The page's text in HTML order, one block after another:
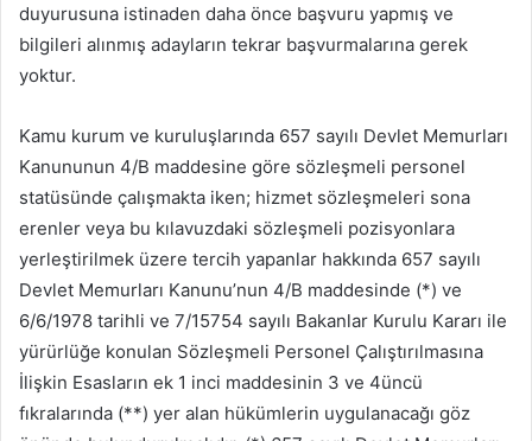
duyurusuna istinaden daha önce başvuru yapmış ve
bilgileri alınmış adayların tekrar başvurmalarına gerek
yoktur.
Kamu kurum ve kuruluşlarında 657 sayılı Devlet Memurları
Kanununun 4/B maddesine göre sözleşmeli personel
statüsünde çalışmakta iken; hizmet sözleşmeleri sona
erenler veya bu kılavuzdaki sözleşmeli pozisyonlara
yerleştirilmek üzere tercih yapanlar hakkında 657 sayılı
Devlet Memurları Kanunu’nun 4/B maddesinde (*) ve
6/6/1978 tarihli ve 7/15754 sayılı Bakanlar Kurulu Kararı ile
yürürlüğe konulan Sözleşmeli Personel Çalıştırılmasına
İlişkin Esasların ek 1 inci maddesinin 3 ve 4üncü
fıkralarında (**) yer alan hükümlerin uygulanacağı göz